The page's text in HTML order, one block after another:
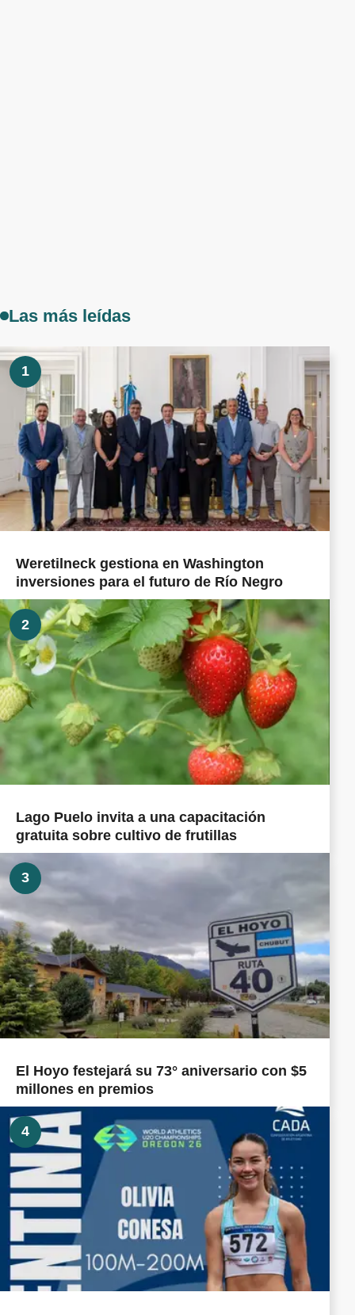
Las más leídas
1
Weretilneck gestiona en Washington
inversiones para el futuro de Río Negro
2
Lago Puelo invita a una capacitación
gratuita sobre cultivo de frutillas
3
El Hoyo festejará su 73° aniversario con $5
millones en premios
4